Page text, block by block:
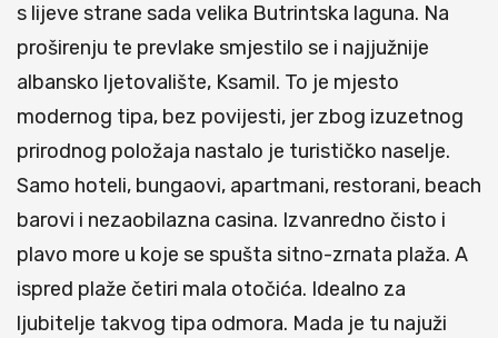
s lijeve strane sada velika Butrintska laguna. Na
proširenju te prevlake smjestilo se i najjužnije
albansko ljetovalište, Ksamil. To je mjesto
modernog tipa, bez povijesti, jer zbog izuzetnog
prirodnog položaja nastalo je turističko naselje.
Samo hoteli, bungaovi, apartmani, restorani, beach
barovi i nezaobilazna casina. Izvanredno čisto i
plavo more u koje se spušta sitno-zrnata plaža. A
ispred plaže četiri mala otočića. Idealno za
ljubitelje takvog tipa odmora. Mada je tu najuži